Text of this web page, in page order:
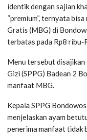
identik dengan sajian
“premium”, ternyata
Gratis (MBG) di
terbatas pada Rp8 ribu-
Menu tersebut disajikan
Gizi (SPPG) Badean 2
manfaat MBG.
Kepala SPPG
menjelaskan ayam
penerima manfaat tidak